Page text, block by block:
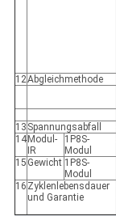
12Abgleichmethode
13 Spannungsabfall
14 Modul-
IR
1P8S-
Modul
15 Gewicht 1P8S-
Modul
16 Zyklenlebensdauer
und Garantie